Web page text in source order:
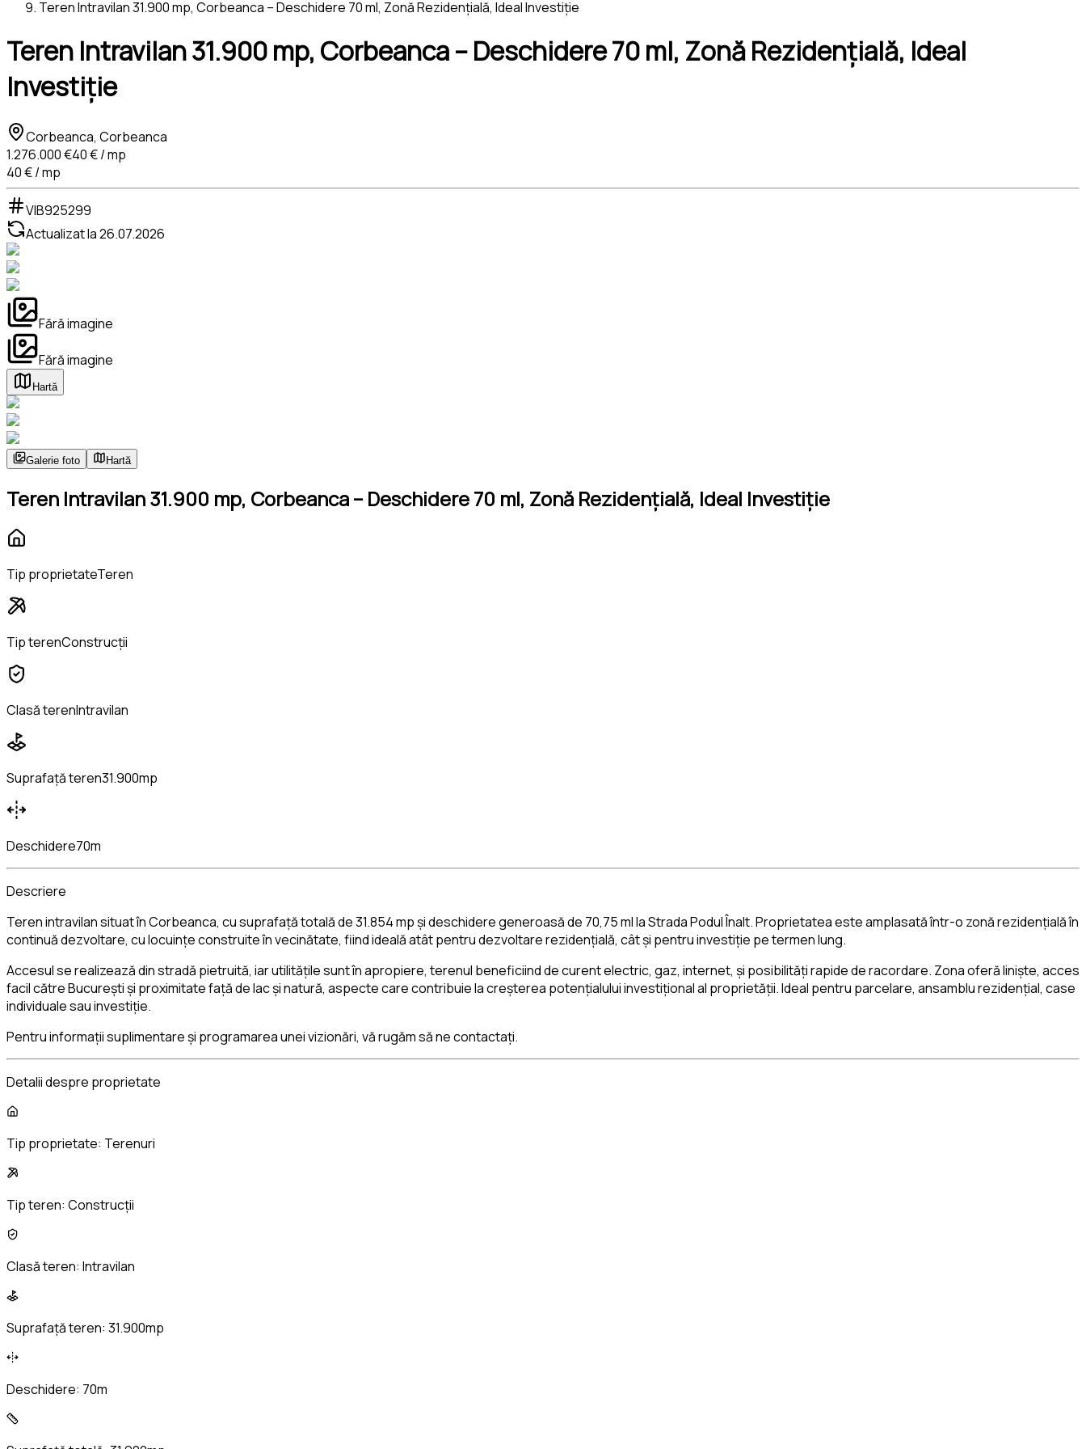
Teren Intravilan 31.900 mp, Corbeanca – Deschidere 70 ml, Zonă Rezidențială, Ideal Investiție
Teren Intravilan 31.900 mp, Corbeanca – Deschidere 70 ml, Zonă Rezidențială, Ideal
Investiție
Corbeanca, Corbeanca
1.276.000 €40 € / mp
40 € / mp
VIB925299
Actualizat la26.07.2026
Fără imagine
Fără imagine
Hartă
Galerie foto Hartă
Teren Intravilan 31.900 mp, Corbeanca – Deschidere 70 ml, Zonă Rezidențială, Ideal Investiție
Tip proprietateTeren
Tip terenConstrucții
Clasă terenIntravilan
Suprafață teren31.900mp
Deschidere70m
Descriere
Teren intravilan situat în Corbeanca, cu suprafață totală de 31.854 mp și deschidere generoasă de 70,75 ml la Strada Podul Înalt. Proprietatea este amplasată într-o zonă rezidențială în
continuă dezvoltare, cu locuințe construite în vecinătate, fiind ideală atât pentru dezvoltare rezidențială, cât și pentru investiție pe termen lung.
Accesul se realizează din stradă pietruită, iar utilitățile sunt în apropiere, terenul beneficiind de curent electric, gaz, internet, și posibilități rapide de racordare. Zona oferă liniște, acces
facil către București și proximitate față de lac și natură, aspecte care contribuie la creșterea potențialului investițional al proprietății. Ideal pentru parcelare, ansamblu rezidențial, case
individuale sau investiție.
Pentru informații suplimentare și programarea unei vizionări, vă rugăm să ne contactați.
Detalii despre proprietate
Tip proprietate: Terenuri
Tip teren: Construcții
Clasă teren: Intravilan
Suprafață teren: 31.900mp
Deschidere: 70m